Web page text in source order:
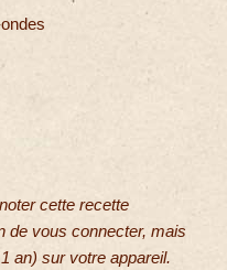
cette recette
de vous connecter, mais
an) sur votre appareil.